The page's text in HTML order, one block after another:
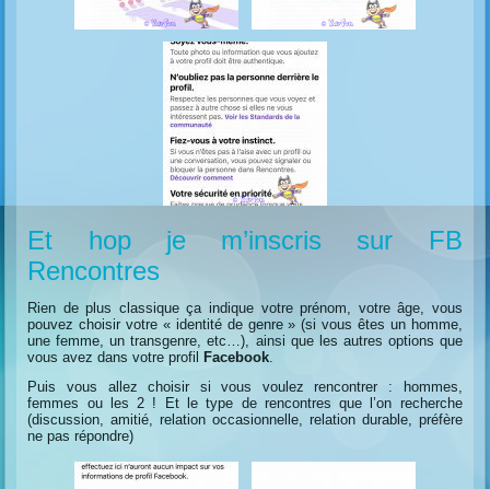
Et hop je m’inscris sur FB
Rencontres
Rien de plus classique ça indique votre prénom, votre âge, vous
pouvez choisir votre « identité de genre » (si vous êtes un homme,
une femme, un transgenre, etc…), ainsi que les autres options que
vous avez dans votre profil
Facebook.
Puis vous allez choisir si vous voulez rencontrer : hommes,
femmes ou les 2 ! Et le type de rencontres que l’on recherche
(discussion, amitié, relation occasionnelle, relation durable, préfère
ne pas répondre)